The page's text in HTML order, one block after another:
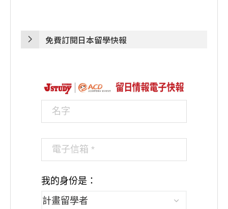
免費訂閱日本留學快報
我的身份是：